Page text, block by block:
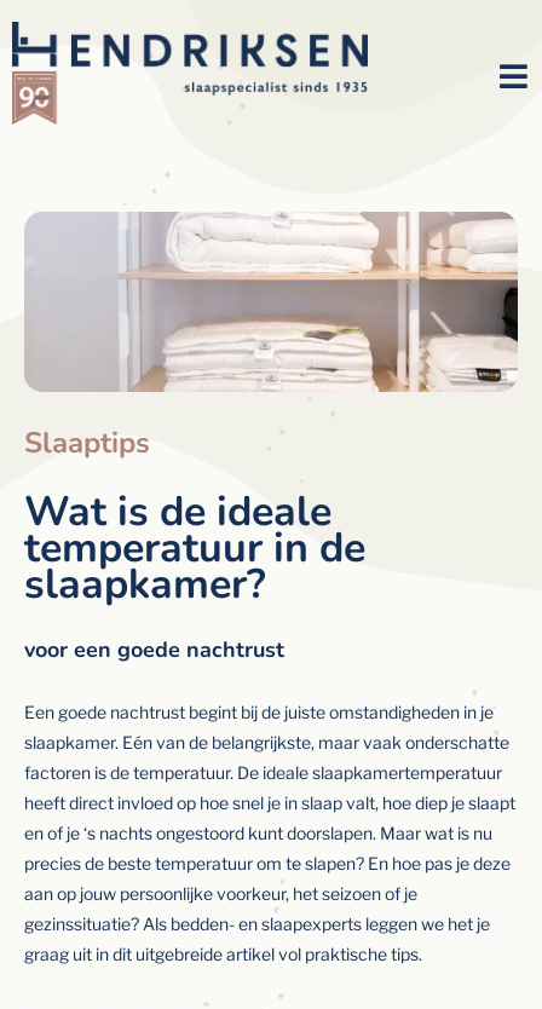
Slaaptips
Wat is de ideale
temperatuur in de
slaapkamer?
voor een goede nachtrust
Een goede nachtrust begint bij de juiste omstandigheden in je
slaapkamer. Eén van de belangrijkste, maar vaak onderschatte
factoren is de temperatuur. De ideale slaapkamertemperatuur
heeft direct invloed op hoe snel je in slaap valt, hoe diep je slaapt
en of je ‘s nachts ongestoord kunt doorslapen. Maar wat is nu
precies de beste temperatuur om te slapen? En hoe pas je deze
aan op jouw persoonlijke voorkeur, het seizoen of je
gezinssituatie? Als bedden- en slaapexperts leggen we het je
graag uit in dit uitgebreide artikel vol praktische tips.